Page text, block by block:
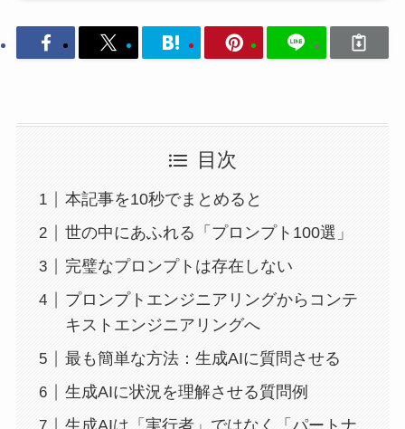
目次
本記事を10秒でまとめると
世の中にあふれる「プロンプト100選」
完璧なプロンプトは存在しない
プロンプトエンジニアリングからコンテ
キストエンジニアリングへ
最も簡単な方法：生成AIに質問させる
生成AIに状況を理解させる質問例